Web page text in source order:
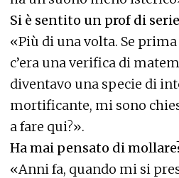
Si è sentito un prof di serie
«Più di una volta. Se
c’era una verifica di
diventavo una specie di
mortificante, mi sono
a fare qui?».
Ha mai pensato di
«Anni fa, quando mi si